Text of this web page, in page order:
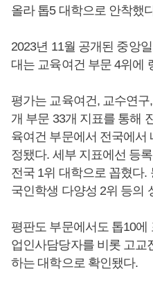
올라 톱5 대학으로 안착했
2023년 11월 공개된 중앙
대는 교육여건 부문 4위에
평가는 교육여건, 교수연
개 부문 33개 지표를 통해
육여건 부문에서 전국에서
정됐다. 세부 지표에선 등
전국 1위 대학으로 꼽혔다.
국인학생 다양성 2위 등의
평판도 부문에서도 톱10에
업인사담당자를 비롯 고교
하는 대학으로 확인됐다.